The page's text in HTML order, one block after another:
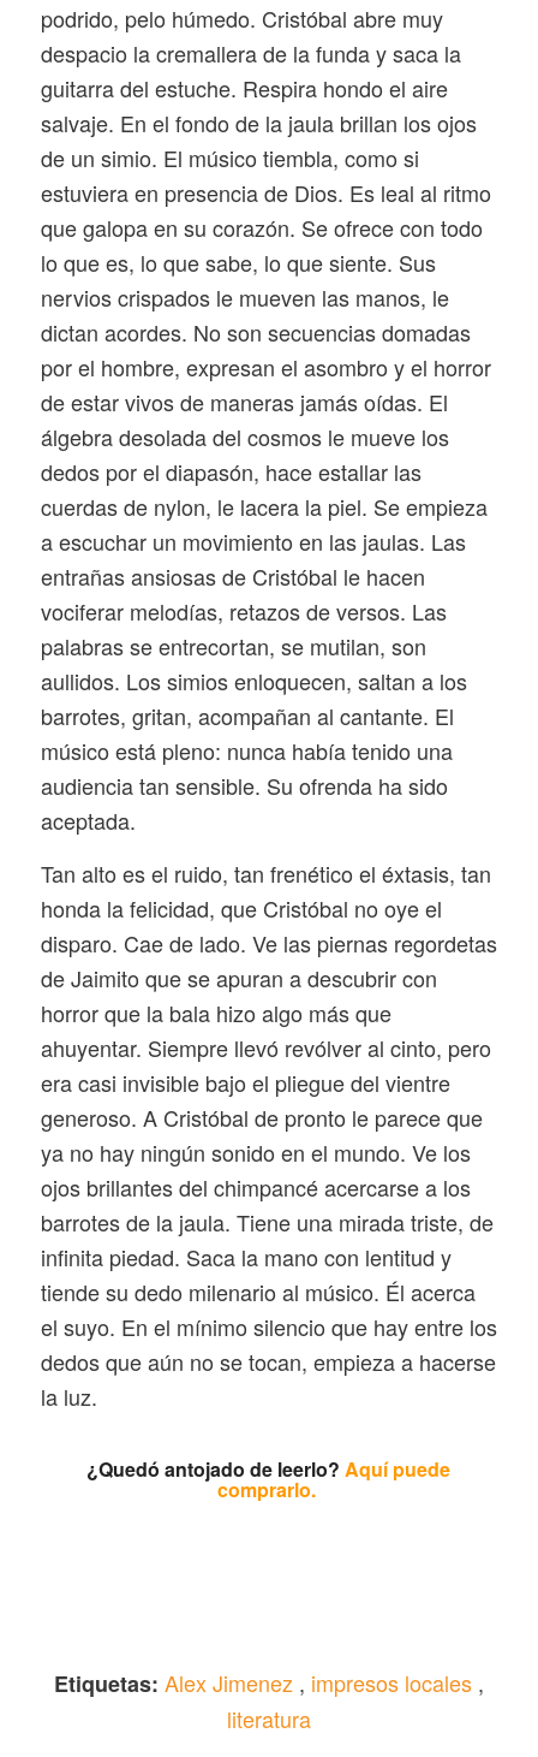
podrido, pelo húmedo. Cristóbal abre muy
despacio la cremallera de la funda y saca la
guitarra del estuche. Respira hondo el aire
salvaje. En el fondo de la jaula brillan los ojos
de un simio. El músico tiembla, como si
estuviera en presencia de Dios. Es leal al ritmo
que galopa en su corazón. Se ofrece con todo
lo que es, lo que sabe, lo que siente. Sus
nervios crispados le mueven las manos, le
dictan acordes. No son secuencias domadas
por el hombre, expresan el asombro y el horror
de estar vivos de maneras jamás oídas. El
álgebra desolada del cosmos le mueve los
dedos por el diapasón, hace estallar las
cuerdas de nylon, le lacera la piel. Se empieza
a escuchar un movimiento en las jaulas. Las
entrañas ansiosas de Cristóbal le hacen
vociferar melodías, retazos de versos. Las
palabras se entrecortan, se mutilan, son
aullidos. Los simios enloquecen, saltan a los
barrotes, gritan, acompañan al cantante. El
músico está pleno: nunca había tenido una
audiencia tan sensible. Su ofrenda ha sido
aceptada.
Tan alto es el ruido, tan frenético el éxtasis, tan
honda la felicidad, que Cristóbal no oye el
disparo. Cae de lado. Ve las piernas regordetas
de Jaimito que se apuran a descubrir con
horror que la bala hizo algo más que
ahuyentar. Siempre llevó revólver al cinto, pero
era casi invisible bajo el pliegue del vientre
generoso. A Cristóbal de pronto le parece que
ya no hay ningún sonido en el mundo. Ve los
ojos brillantes del chimpancé acercarse a los
barrotes de la jaula. Tiene una mirada triste, de
infinita piedad. Saca la mano con lentitud y
tiende su dedo milenario al músico. Él acerca
el suyo. En el mínimo silencio que hay entre los
dedos que aún no se tocan, empieza a hacerse
la luz.
¿Quedó antojado de leerlo?Aquí puede
comprarlo.
Etiquetas: Alex Jimenez , impresos locales,
literatura